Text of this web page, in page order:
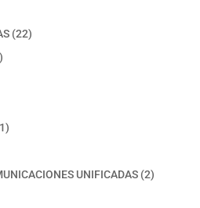
2222
1
1
UNIFICADAS 22